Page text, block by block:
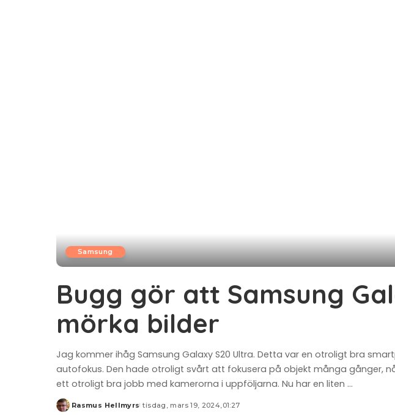
Samsung
Bugg gör att Samsung
mörka bilder
Jag kommer ihåg Samsung Galaxy S20 Ultra. Detta var en otroligt bra
autofokus. Den hade otroligt svårt att fokusera på objekt många gånger,
ett otroligt bra jobb med kamerorna i uppföljarna. Nu har en liten ...
Posted
Rasmus Hellmyrs tisdag, mars 19, 2024,01:27